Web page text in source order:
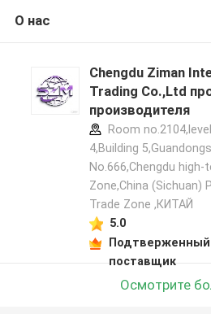
О нас
Chengdu Ziman
Trading Co.,Ltd
производителя
Room
4,Building
No.666,Chengdu high-
Zone,China (Sichuan)
Trade Zone ,КИТАЙ
5.0
Подтверженный
поставщик
Осмотрите